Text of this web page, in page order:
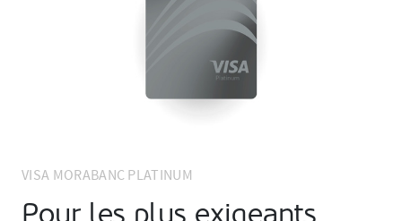
VISA MORABANC PLATINUM